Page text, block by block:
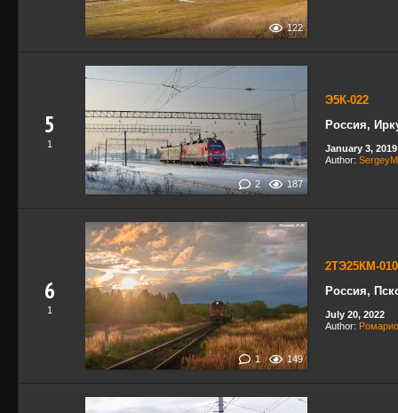
122
5
1
2 187
Э5К-022
Россия,
January 3, 2019
Author: SergeyM
6
1
1 149
2ТЭ25КМ-
Россия,
July 20, 2022
Author: Ромарио